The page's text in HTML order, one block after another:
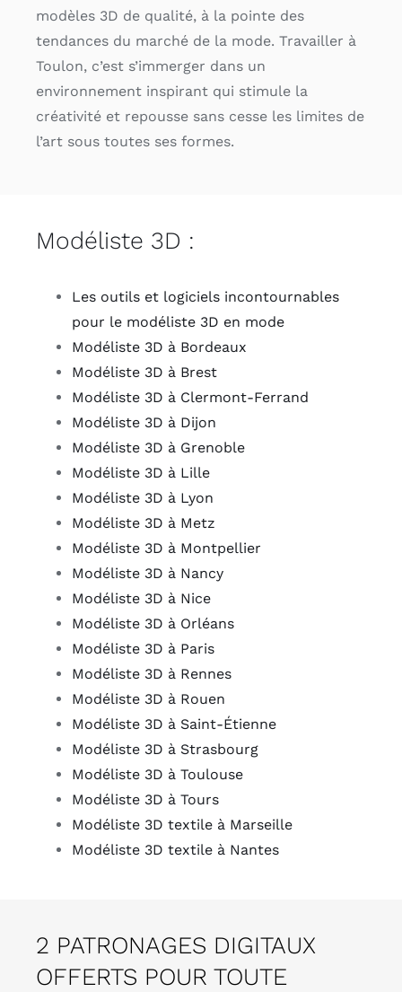
modèles 3D de qualité, à la pointe des
tendances du marché de la mode. Travailler à
Toulon, c’est s’immerger dans un
environnement inspirant qui stimule la
créativité et repousse sans cesse les limites de
l’art sous toutes ses formes.
Modéliste 3D :
Les outils et logiciels incontournables
pour le modéliste 3D en mode
Modéliste 3D à Bordeaux
Modéliste 3D à Brest
Modéliste 3D à Clermont-Ferrand
Modéliste 3D à Dijon
Modéliste 3D à Grenoble
Modéliste 3D à Lille
Modéliste 3D à Lyon
Modéliste 3D à Metz
Modéliste 3D à Montpellier
Modéliste 3D à Nancy
Modéliste 3D à Nice
Modéliste 3D à Orléans
Modéliste 3D à Paris
Modéliste 3D à Rennes
Modéliste 3D à Rouen
Modéliste 3D à Saint-Étienne
Modéliste 3D à Strasbourg
Modéliste 3D à Toulouse
Modéliste 3D à Tours
Modéliste 3D textile à Marseille
Modéliste 3D textile à Nantes
2 PATRONAGES DIGITAUX
OFFERTS POUR TOUTE